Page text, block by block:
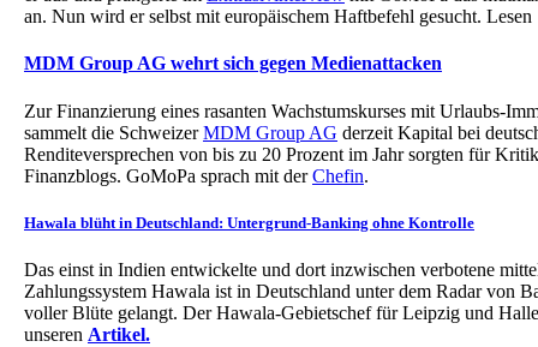
an. Nun wird er selbst mit europäischem Haftbefehl gesucht.
MDM Group AG wehrt sich gegen Medienattacken
Zur Finanzierung eines rasanten Wachstumskurses mit Urlaubs-
sammelt die SchweizerMDM Group AG derzeit Kapital bei
Renditeversprechen von bis zu 20 Prozent im Jahr sorgten für
Finanzblogs. GoMoPa sprach mit derChefin.
Hawala blüht in Deutschland: Untergrund-Banking ohne Kontrolle
Das einst in Indien entwickelte und dort inzwischen verbotene
Zahlungssystem Hawala ist in Deutschland unter dem Radar von
voller Blüte gelangt. Der Hawala-Gebietschef für Leipzig und
unseren Artikel.